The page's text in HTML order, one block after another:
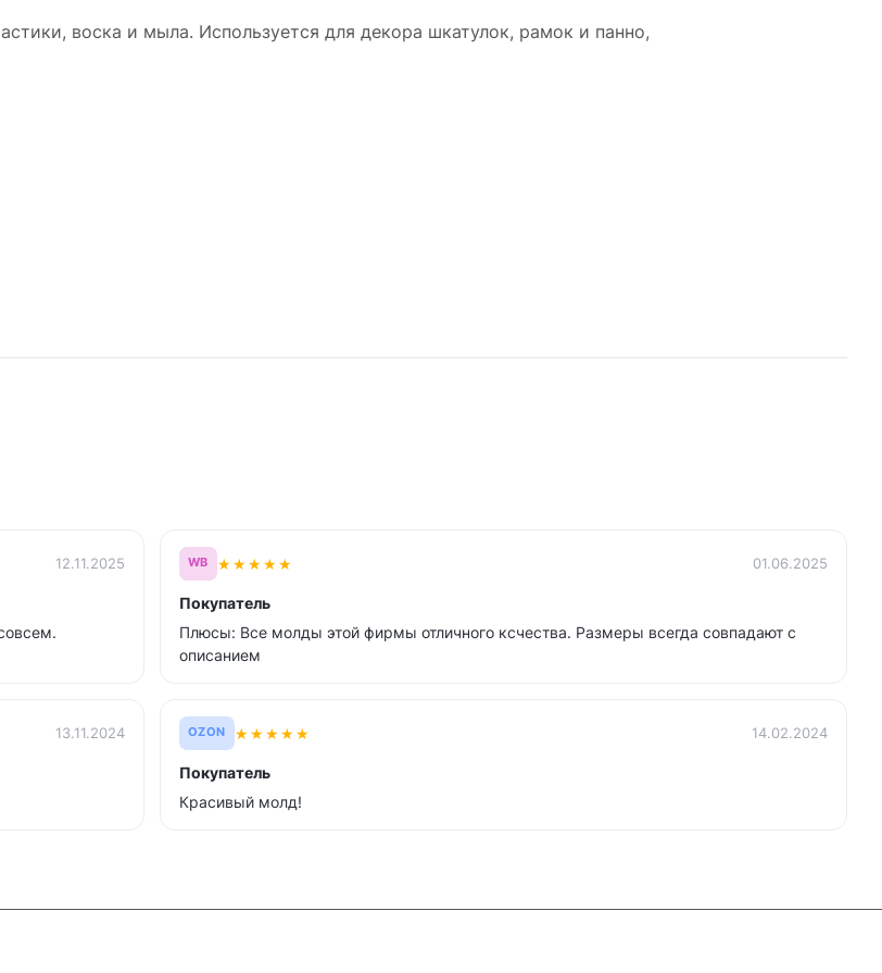
воска и мыла. Используется для декора шкатулок, рамок и панно,
12.11.2025 WB ★★★★★ 01.06.2025
Покупатель
Плюсы: Все молды этой фирмы отличного ксчества. Размеры всегда совпадают с
описанием
13.11.2024 OZON ★★★★★ 14.02.2024
Покупатель
Красивый молд!